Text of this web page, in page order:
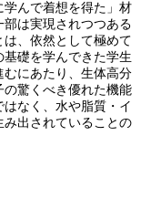
んで着想を得た」材
は実現されつつある
、依然として極めて
礎を学んできた学生
にあたり、生体高分
驚くべき優れた機能
なく、水や脂質・イ
出されていることの